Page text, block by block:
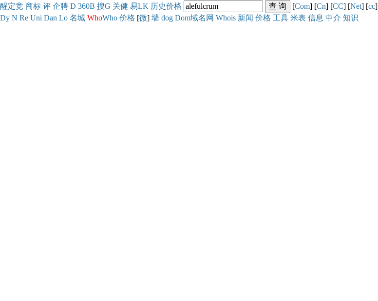
醒定竞 商标 评 企聘 D 360B 搜G 关健 易LK 历史价格 [Com] [Cn] [CC] [Net] [cc]
Dy N Re Uni Dan Lo 名城 WhoWho 价格 [微] 墙 dog Dom域名网 Whois 新闻 价格 工具 米表 信息 中介 知识